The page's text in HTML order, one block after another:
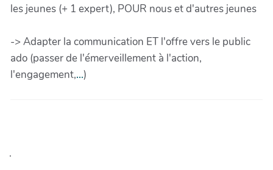
les jeunes (+ 1 expert), POUR nous et d'autres jeunes
-> Adapter la communication ET l'offre vers le public
ado (passer de l'émerveillement à l'action,
l'engagement,...)
.